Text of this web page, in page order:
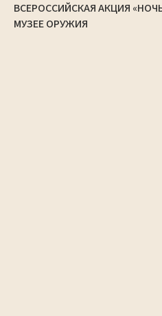
ВСЕРОССИЙСКАЯ АКЦИЯ
МУЗЕЕ ОРУЖИЯ